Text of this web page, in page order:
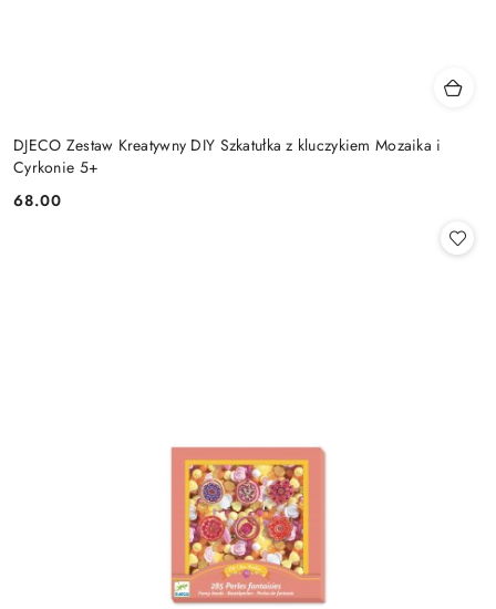
DJECO Zestaw Kreatywny DIY Szkatułka z kluczykiem Mozaika i
Cyrkonie 5+
Cena:
68.00